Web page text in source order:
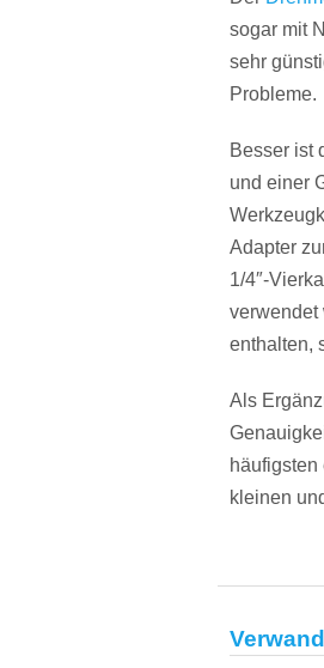
sogar mit
sehr
Probleme.
Besser ist
und einer
Adapter
1/4″-
verwendet
enthalten,
Als
kleinen